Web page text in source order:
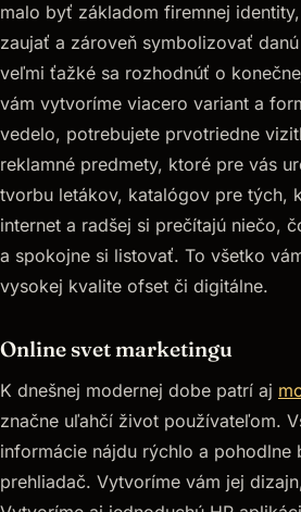
malo byť základom firemnej
zaujať a zároveň symbolizovať
veľmi ťažké sa rozhodnúť o
vám vytvoríme viacero variant a
vedelo, potrebujete prvotriedne
reklamné predmety, ktoré pre vás
tvorbu letákov, katalógov pre tých,
internet a radšej si prečítajú niečo,
a spokojne si listovať. To všetko
vysokej kvalite ofset či digitálne.
Online svet marketingu
K dnešnej modernej dobe patrí aj
značne uľahčí život používateľom.
informácie nájdu rýchlo a pohodlne
prehliadač. Vytvoríme vám jej